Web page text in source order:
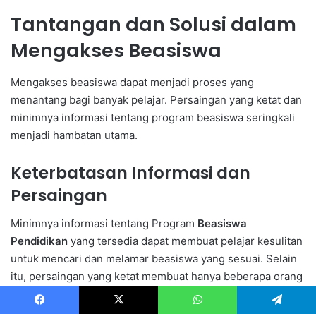
Tantangan dan Solusi dalam
Mengakses Beasiswa
Mengakses beasiswa dapat menjadi proses yang
menantang bagi banyak pelajar. Persaingan yang ketat dan
minimnya informasi tentang program beasiswa seringkali
menjadi hambatan utama.
Keterbatasan Informasi dan
Persaingan
Minimnya informasi tentang Program Beasiswa
Pendidikan yang tersedia dapat membuat pelajar kesulitan
untuk mencari dan melamar beasiswa yang sesuai. Selain
itu, persaingan yang ketat membuat hanya beberapa orang
yang dapat memperoleh
Bantuan Keuangan untuk Siswa